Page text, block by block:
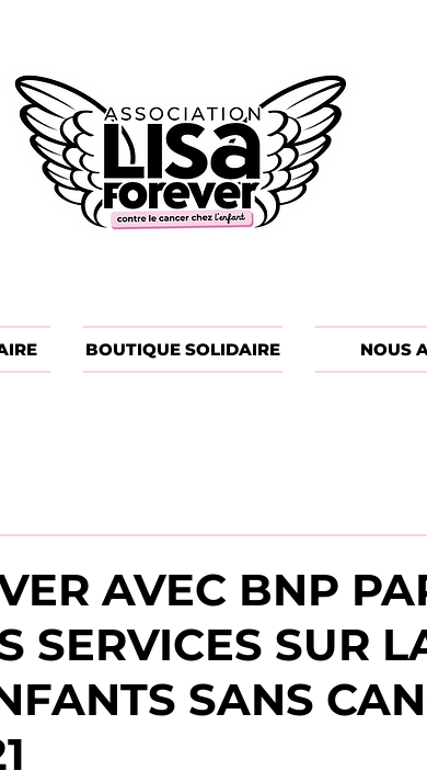
AVEC BNP
SERVICES SUR
SANS
BOUTIQUE SOLIDAIRE NOUS